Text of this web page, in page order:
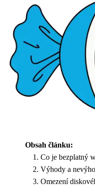
Obsah článku:
Co je bezplatný
Výhody a
Omezení